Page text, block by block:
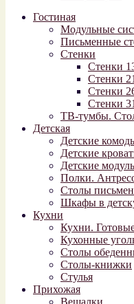
Гостиная
Модульные
Письменные
Стенки
Стенки
Стенки
Стенки
Стенки
ТВ-тумбы.
Детская
Детские
Детские
Детские
Полки.
Столы
Шкафы в
Кухни
Кухни.
Кухонные
Столы
Столы-книжки
Стулья
Прихожая
Вешалки